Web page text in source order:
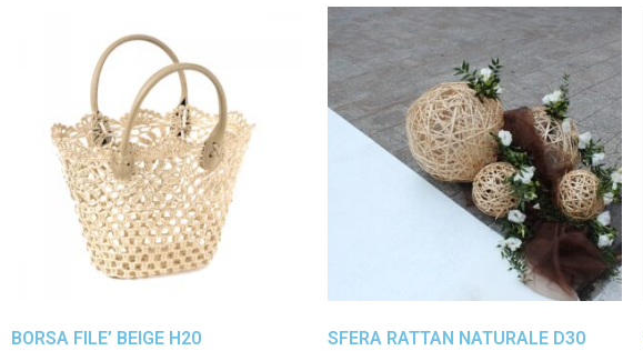
BORSA FILE’ BEIGE H20 SFERA RATTAN NATURALE D30